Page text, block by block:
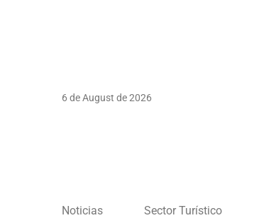
6 de August de 2026
Noticias Sector Turístico